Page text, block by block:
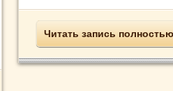
Читать запись полностью